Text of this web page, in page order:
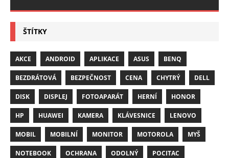
ŠTÍTKY
AKCE ANDROID APLIKACE ASUS BENQ
BEZDRÁTOVÁ BEZPEČNOST CENA CHYTRÝ DELL
DISK DISPLEJ FOTOAPARÁT HERNÍ HONOR
HP HUAWEI KAMERA KLÁVESNICE LENOVO
MOBIL MOBILNÍ MONITOR MOTOROLA MYŠ
NOTEBOOK OCHRANA ODOLNÝ POCITAC